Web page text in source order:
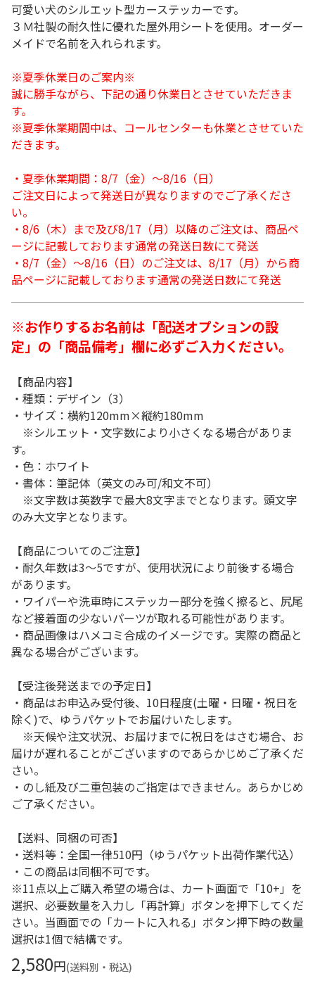
可愛い犬のシルエット型カーステッカーです。
３Ｍ社製の耐久性に優れた屋外用シートを使用。オーダー
メイドで名前を入れられます。
※夏季休業日のご案内※
誠に勝手ながら、下記の通り休業日とさせていただきま
す。
※夏季休業期間中は、コールセンターも休業とさせていた
だきます。
・夏季休業期間：8/7（金）～8/16（日）
ご注文日によって発送日が異なりますのでご了承くださ
い。
・8/6（木）まで及び8/17（月）以降のご注文は、商品ペ
ージに記載しております通常の発送日数にて発送
・8/7（金）～8/16（日）のご注文は、8/17（月）から商
品ページに記載しております通常の発送日数にて発送
※お作りするお名前は「配送オプションの設
定」の「商品備考」欄に必ずご入力ください。
【商品内容】
・種類：デザイン（3）
・サイズ：横約120mm×縦約180mm
※シルエット・文字数により小さくなる場合がありま
す。
・色：ホワイト
・書体：筆記体（英文のみ可/和文不可）
※文字数は英数字で最大8文字までとなります。頭文字
のみ大文字となります。
【商品についてのご注意】
・耐久年数は3～5ですが、使用状況により前後する場合
があります。
・ワイパーや洗車時にステッカー部分を強く擦ると、尻尾
など接着面の少ないパーツが取れる可能性があります。
・商品画像はハメコミ合成のイメージです。実際の商品と
異なる場合がございます。
【受注後発送までの予定日】
・商品はお申込み受付後、10日程度(土曜・日曜・祝日を
除く)で、ゆうパケットでお届けいたします。
※天候や注文状況、お届けまでに祝日をはさむ場合、お
届けが遅れることがございますのであらかじめご了承くだ
さい。
・のし紙及び二重包装のご指定はできません。あらかじめ
ご了承ください。
【送料、同梱の可否】
・送料等：全国一律510円（ゆうパケット出荷作業代込）
・この商品は同梱不可です。
※11点以上ご購入希望の場合は、カート画面で「10+」を
選択、必要数量を入力し「再計算」ボタンを押下してくだ
さい。当画面での「カートに入れる」ボタン押下時の数量
選択は1個で結構です。
2,580円(送料別・税込)